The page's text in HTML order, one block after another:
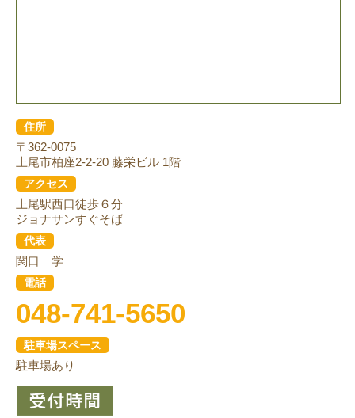
住所
〒362-0075
上尾市柏座2-2-20 藤栄ビル 1階
アクセス
上尾駅西口徒歩６分
ジョナサンすぐそば
代表
関口 学
電話
048-741-5650
駐車場スペース
駐車場あり